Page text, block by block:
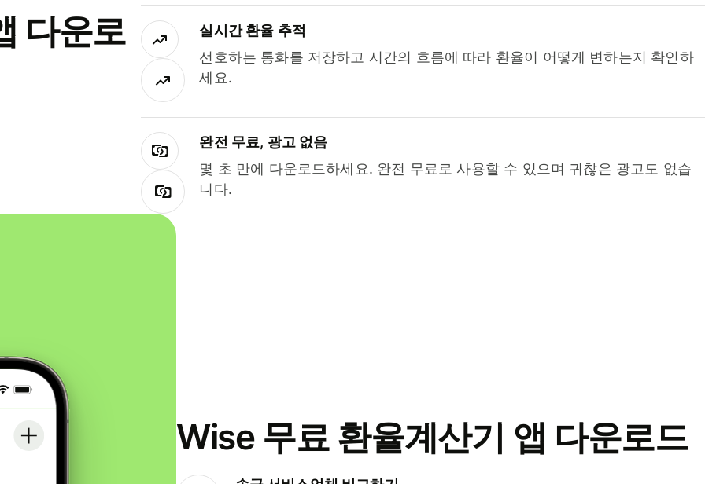
다운로
실시간 환율 추적
선호하는 통화를 저장하고 시간의 흐름에 따라 환율이 어떻게 변하는지 확인하
세요.
완전 무료, 광고 없음
몇 초 만에 다운로드하세요. 완전 무료로 사용할 수 있으며 귀찮은 광고도 없습
니다.
Wise 무료 환율계산기 앱 다운로드